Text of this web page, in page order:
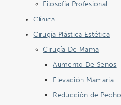
Filosofía Profesional
Clínica
Cirugía Plástica Estética
Cirugía De Mama
Aumento De Senos
Elevación Mamaria
Reducción de Pecho